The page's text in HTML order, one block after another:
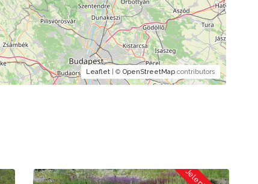
Leaflet| © OpenStreetMapcontributors